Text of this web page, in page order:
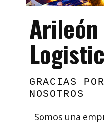
Arileón
GRACIAS
NOSOTROS
Somos una